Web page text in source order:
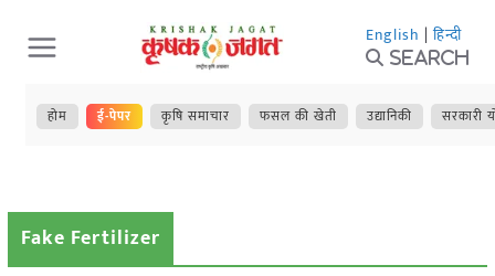
Skip
to
content
English | हिन्दी
Search
होम ई-पेपर कृषि समाचार फसल की खेती उद्यानिकी सरकारी
Fake Fertilizer